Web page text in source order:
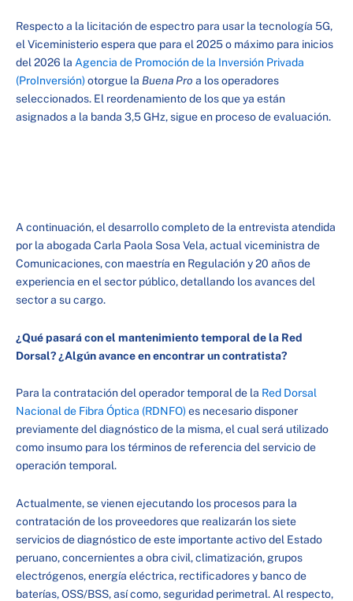
Respecto a la licitación de espectro para usar la tecnología 5G,
el Viceministerio espera que para el 2025 o máximo para inicios
del 2026 la Agencia de Promoción de la Inversión Privada
(ProInversión)otorgue la Buena Pro a los operadores
seleccionados. El reordenamiento de los que ya están
asignados a la banda 3,5 GHz, sigue en proceso de evaluación.
A continuación, el desarrollo completo de la entrevista atendida
por la abogada Carla Paola Sosa Vela, actual viceministra de
Comunicaciones, con maestría en Regulación y 20 años de
experiencia en el sector público, detallando los avances del
sector a su cargo.
¿Qué pasará con el mantenimiento temporal de la Red
Dorsal? ¿Algún avance en encontrar un contratista?
Para la contratación del operador temporal de la Red Dorsal
Nacional de Fibra Óptica (RDNFO)es necesario disponer
previamente del diagnóstico de la misma, el cual será utilizado
como insumo para los términos de referencia del servicio de
operación temporal.
Actualmente, se vienen ejecutando los procesos para la
contratación de los proveedores que realizarán los siete
servicios de diagnóstico de este importante activo del Estado
peruano, concernientes a obra civil, climatización, grupos
electrógenos, energía eléctrica, rectificadores y banco de
baterías, OSS/BSS, así como, seguridad perimetral. Al respecto,